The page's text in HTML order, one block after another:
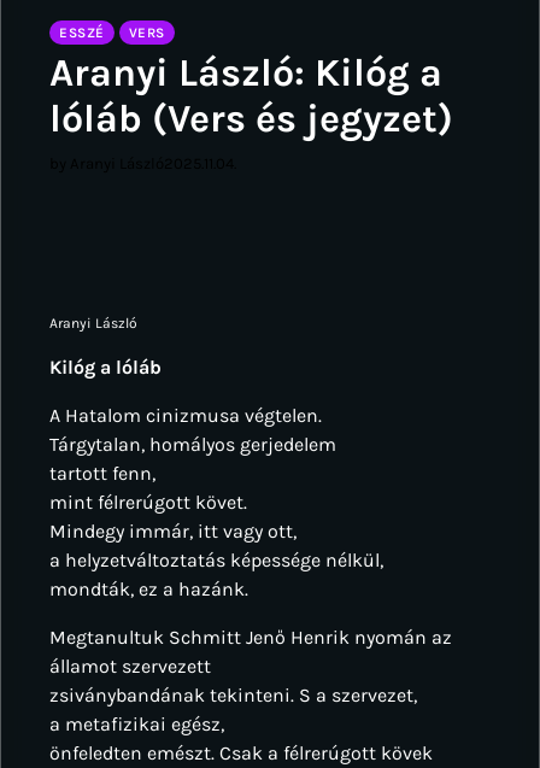
ESSZÉ VERS
Aranyi László: Kilóg a
lóláb (Vers és jegyzet)
Aranyi László
Kilóg a lóláb
A Hatalom cinizmusa végtelen.
Tárgytalan, homályos gerjedelem
tartott fenn,
mint félrerúgott követ.
Mindegy immár, itt vagy ott,
a helyzetváltoztatás képessége nélkül,
mondták, ez a hazánk.
Megtanultuk Schmitt Jenő Henrik nyomán az
államot szervezett
zsiványbandának tekinteni. S a szervezet,
a metafizikai egész,
önfeledten emészt. Csak a félrerúgott kövek